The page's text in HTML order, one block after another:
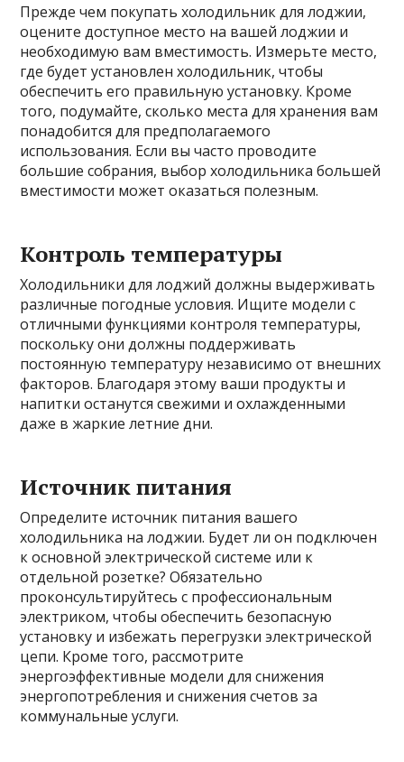
Прежде чем покупать холодильник для лоджии,
оцените доступное место на вашей лоджии и
необходимую вам вместимость. Измерьте место,
где будет установлен холодильник, чтобы
обеспечить его правильную установку. Кроме
того, подумайте, сколько места для хранения вам
понадобится для предполагаемого
использования. Если вы часто проводите
большие собрания, выбор холодильника большей
вместимости может оказаться полезным.
Контроль температуры
Холодильники для лоджий должны выдерживать
различные погодные условия. Ищите модели с
отличными функциями контроля температуры,
поскольку они должны поддерживать
постоянную температуру независимо от внешних
факторов. Благодаря этому ваши продукты и
напитки останутся свежими и охлажденными
даже в жаркие летние дни.
Источник питания
Определите источник питания вашего
холодильника на лоджии. Будет ли он подключен
к основной электрической системе или к
отдельной розетке? Обязательно
проконсультируйтесь с профессиональным
электриком, чтобы обеспечить безопасную
установку и избежать перегрузки электрической
цепи. Кроме того, рассмотрите
энергоэффективные модели для снижения
энергопотребления и снижения счетов за
коммунальные услуги.